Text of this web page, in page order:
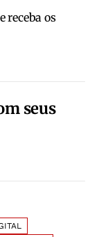
receba os
seus